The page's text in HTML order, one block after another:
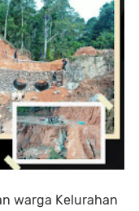
warga Kelurahan